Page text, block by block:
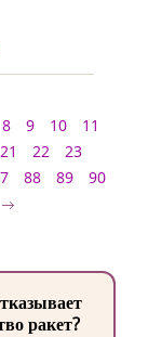
8 9 10
11
21 22
23
88 89
90
ракет?